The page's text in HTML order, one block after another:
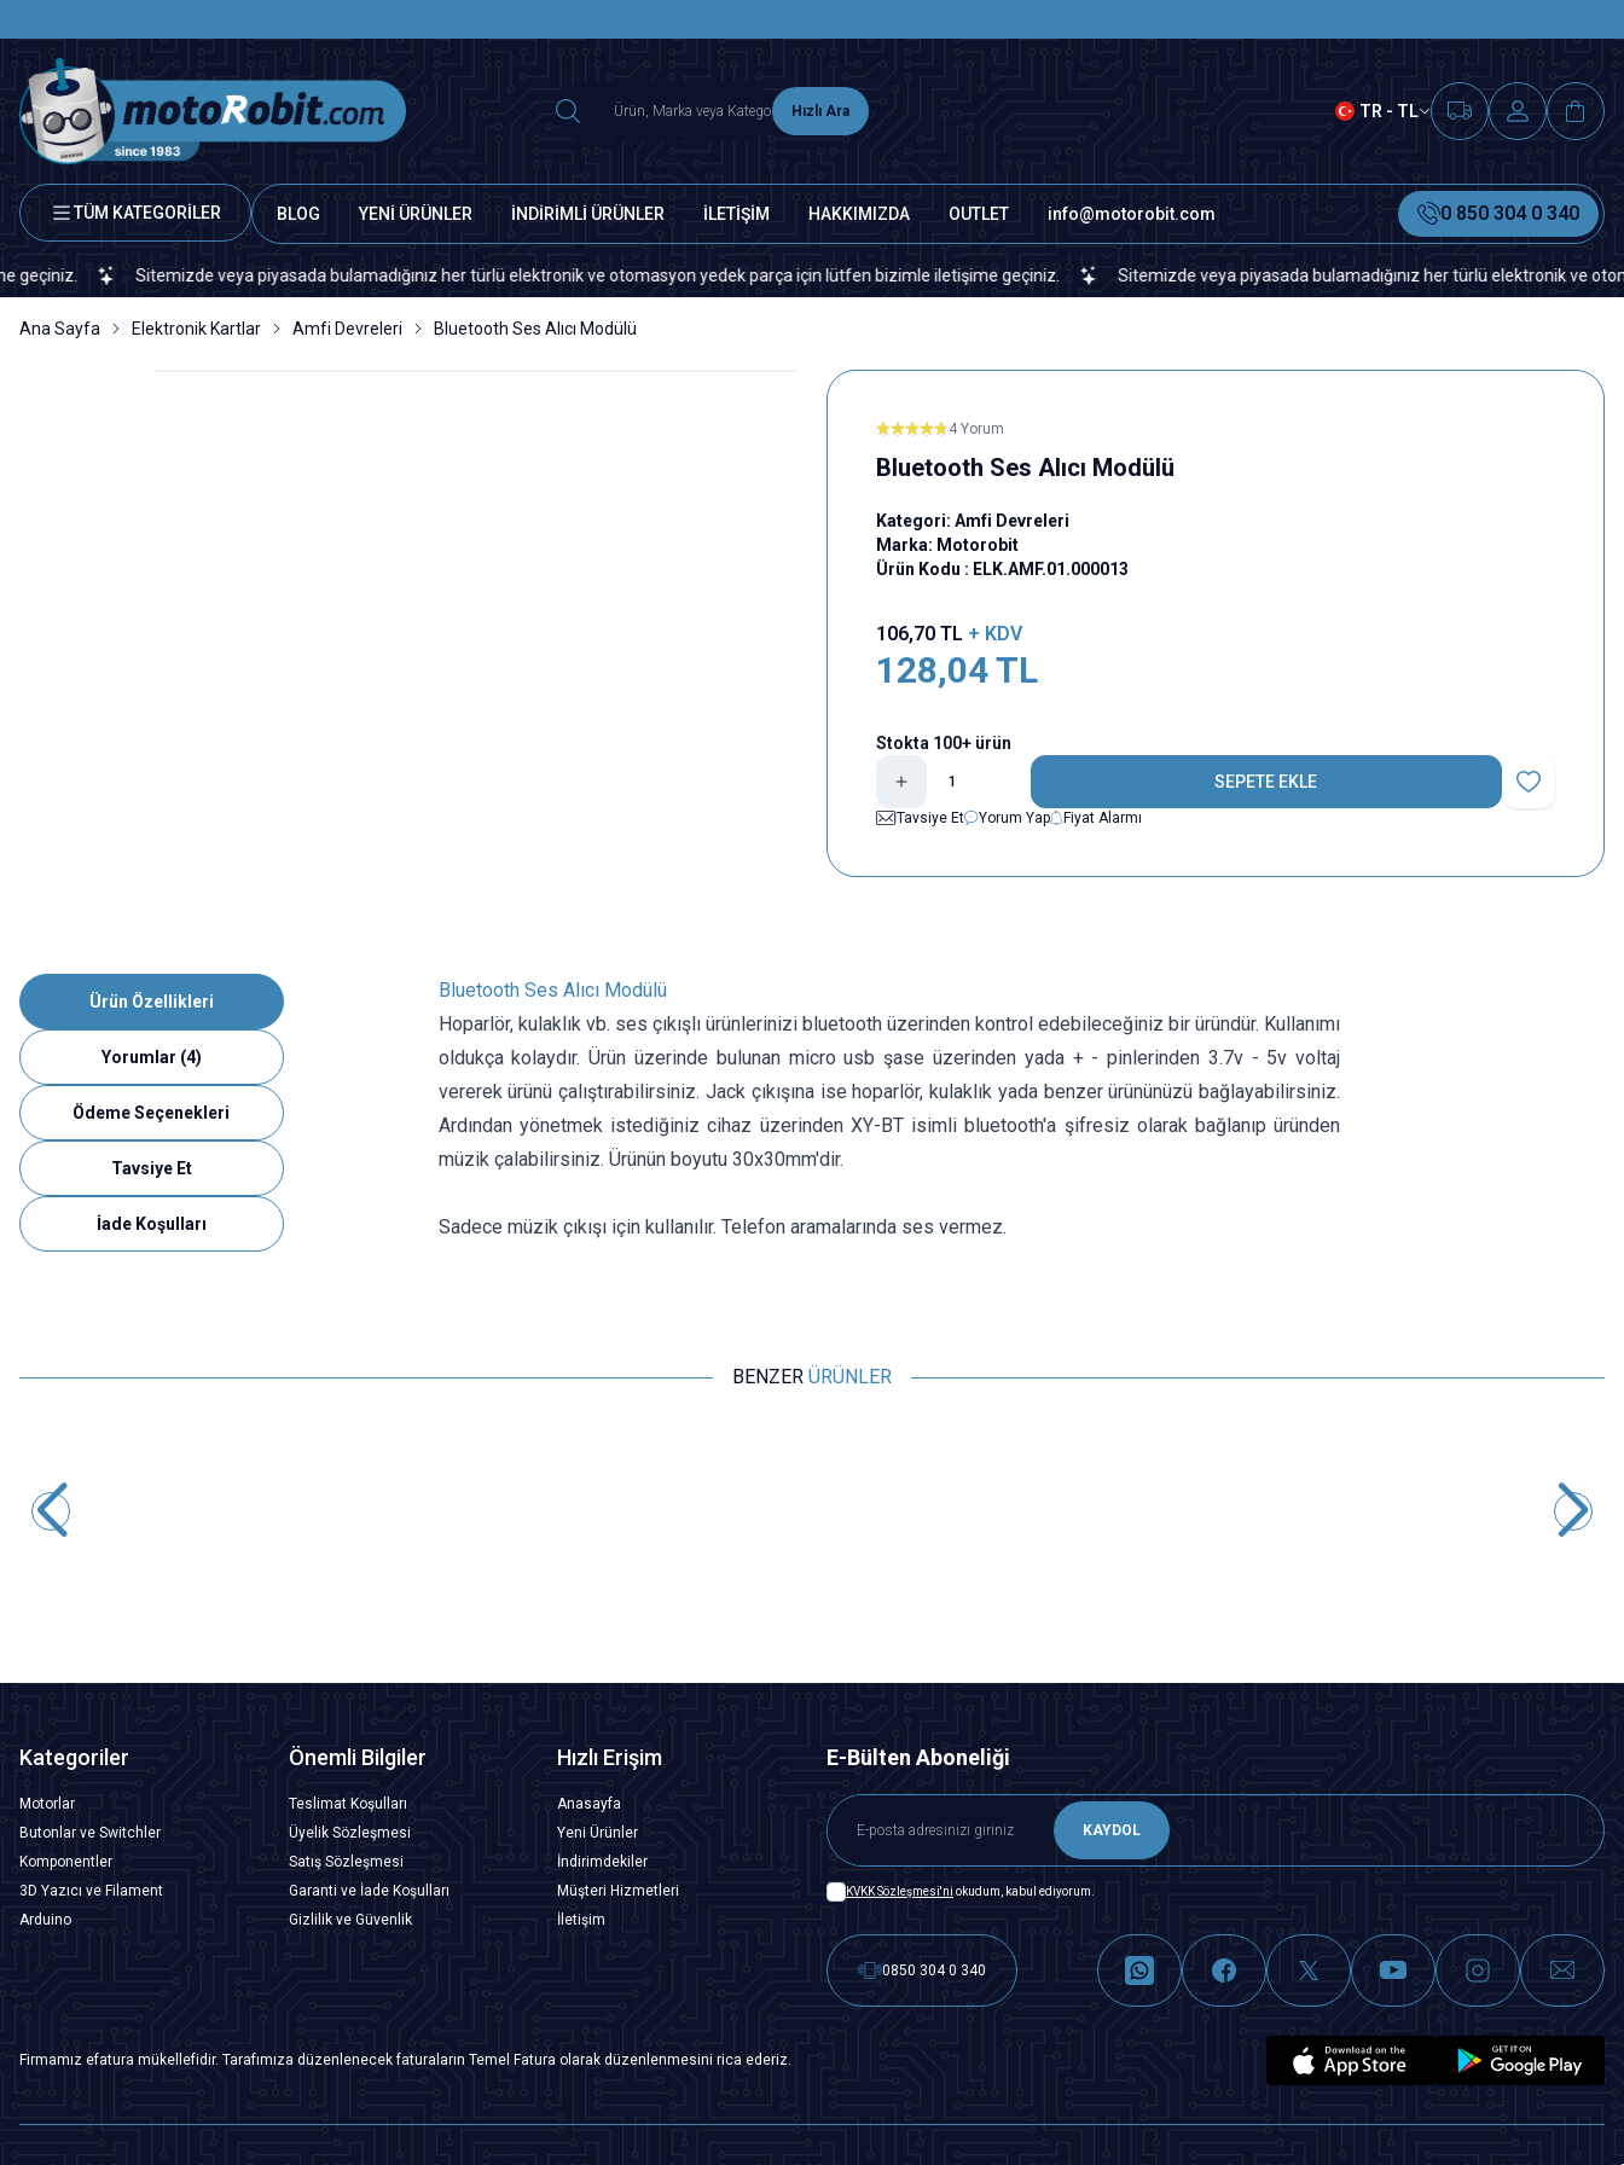
Hızlı Ara TR - TL
TÜM KATEGORİLER BLOG YENİ ÜRÜNLER İNDİRİMLİ ÜRÜNLER İLETİŞİM HAKKIMIZDA OUTLET info@motorobit.com 0 850 304 0 340
Sitemizde veya piyasada bulamadığınız her türlü elektronik ve otomasyon yedek parça için lütfen bizimle iletişime geçiniz. Sitemizde veya piyasada bulamadığınız her türlü elektronik ve
Ana Sayfa Elektronik Kartlar Amfi Devreleri Bluetooth Ses Alıcı Modülü
4 Yorum
Bluetooth Ses Alıcı Modülü
Kategori: Amfi Devreleri
Marka: Motorobit
Ürün Kodu : ELK.AMF.01.000013
106,70TL + KDV
128,04TL
Stokta 100+ ürün
SEPETE EKLE
Favoriye Ekle
Tavsiye Et
Yorum Yap Fiyat Alarmı
Ürün Özellikleri
Yorumlar (4)
Ödeme Seçenekleri
Tavsiye Et
İade Koşulları
Bluetooth Ses Alıcı Modülü
Hoparlör, kulaklık vb. ses çıkışlı ürünlerinizi bluetooth üzerinden kontrol edebileceğiniz bir üründür. Kullanımı
oldukça kolaydır. Ürün üzerinde bulunan micro usb şase üzerinden yada + - pinlerinden 3.7v - 5v voltaj
vererek ürünü çalıştırabilirsiniz. Jack çıkışına ise hoparlör, kulaklık yada benzer ürününüzü bağlayabilirsiniz.
Ardından yönetmek istediğiniz cihaz üzerinden XY-BT isimli bluetooth'a şifresiz olarak bağlanıp üründen
müzik çalabilirsiniz. Ürünün boyutu 30x30mm'dir.
Sadece müzik çıkışı için kullanılır. Telefon aramalarında ses vermez.
BENZER ÜRÜNLER
Kategoriler
Motorlar
Butonlar ve Switchler
Komponentler
3D Yazıcı ve Filament
Arduino
Önemli Bilgiler
Teslimat Koşulları
Üyelik Sözleşmesi
Satış Sözleşmesi
Garanti ve İade Koşulları
Gizlilik ve Güvenlik
Hızlı Erişim
Anasayfa
Yeni Ürünler
İndirimdekiler
Müşteri Hizmetleri
İletişim
E-Bülten Aboneliği
KAYDOL
KVKK Sözleşmesi'ni okudum, kabul ediyorum.
0850 304 0 340
Firmamız efatura mükellefidir. Tarafımıza düzenlenecek faturaların Temel Fatura olarak düzenlenmesini rica ederiz.